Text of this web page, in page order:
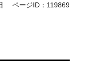
ページID：119869